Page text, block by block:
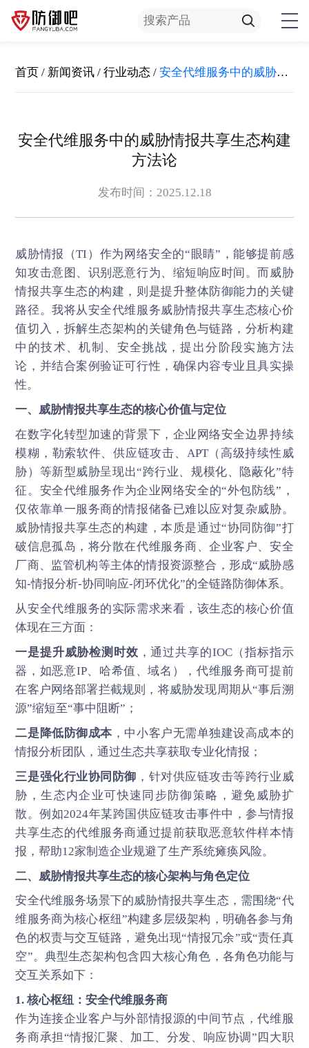
首页 / 新闻资讯 /行业动态 /安全代维服务中的威胁情报共享生态构建方法论
安全代维服务中的威胁情报共享生态构建
方法论
发布时间：2025.12.18
威胁情报（TI）作为网络安全的“眼睛”，能够提前感
知攻击意图、识别恶意行为、缩短响应时间。而威胁
情报共享生态的构建，则是提升整体防御能力的关键
路径。我将从安全代维服务威胁情报共享生态核心价
值切入，拆解生态架构的关键角色与链路，分析构建
中的技术、机制、安全挑战，提出分阶段实施方法
论，并结合案例验证可行性，确保内容专业且具实操
性。
一、威胁情报共享生态的核心价值与定位
在数字化转型加速的背景下，企业网络安全边界持续
模糊，勒索软件、供应链攻击、APT（高级持续性威
胁）等新型威胁呈现出“跨行业、规模化、隐蔽化”特
征。安全代维服务作为企业网络安全的“外包防线”，
仅依靠单一服务商的情报储备已难以应对复杂威胁。
威胁情报共享生态的构建，本质是通过“协同防御”打
破信息孤岛，将分散在代维服务商、企业客户、安全
厂商、监管机构等主体的情报资源整合，形成“威胁感
知-情报分析-协同响应-闭环优化”的全链路防御体系。
从安全代维服务的实际需求来看，该生态的核心价值
体现在三方面：
一是提升威胁检测时效 ，通过共享的IOC（指标指示
器，如恶意IP、哈希值、域名），代维服务商可提前
在客户网络部署拦截规则，将威胁发现周期从“事后溯
源”缩短至“事中阻断”；
二是降低防御成本，中小客户无需单独建设高成本的
情报分析团队，通过生态共享获取专业化情报；
三是强化行业协同防御 ，针对供应链攻击等跨行业威
胁，生态内企业可快速同步防御策略，避免威胁扩
散。例如2024年某跨国供应链攻击事件中，参与情报
共享生态的代维服务商通过提前获取恶意软件样本情
报，帮助12家制造企业规避了生产系统瘫痪风险。
二、威胁情报共享生态的核心架构与角色定位
安全代维服务场景下的威胁情报共享生态，需围绕“代
维服务商为核心枢纽”构建多层级架构，明确各参与角
色的权责与交互链路，避免出现“情报冗余”或“责任真
空”。典型生态架构包含四大核心角色，各角色功能与
交互关系如下：
1. 核心枢纽：安全代维服务商
作为连接企业客户与外部情报源的中间节点，代维服
务商承担“情报汇聚、加工、分发、响应协调”四大职